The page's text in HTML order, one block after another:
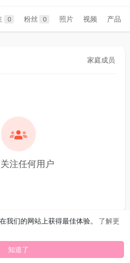
我们的网站上获得最佳体验。 了解更
知道了
0 粉丝 0 照片 视频 产品
家庭成员
注任何用户